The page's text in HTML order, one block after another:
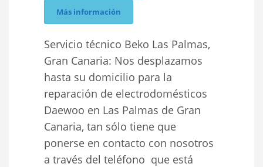
Más información
Servicio técnico Beko Las Palmas,
Gran Canaria: Nos desplazamos
hasta su domicilio para la
reparación de electrodomésticos
Daewoo en Las Palmas de Gran
Canaria, tan sólo tiene que
ponerse en contacto con nosotros
a través del teléfono que está